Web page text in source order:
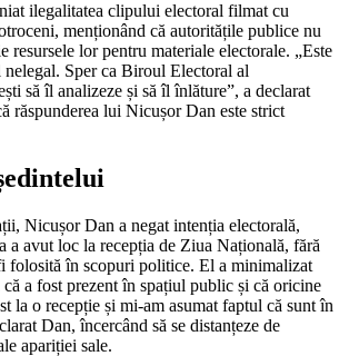
ilegalitatea clipului electoral filmat cu
menționând că autoritățile publice nu
resursele lor pentru materiale electorale. „Este
nelegal. Sper ca Biroul Electoral al
să îl analizeze și să îl înlăture”, a declarat
răspunderea lui Nicușor Dan este strict
Nicușor Dan a negat intenția electorală,
a avut loc la recepția de Ziua Națională, fără
folosită în scopuri politice. El a minimalizat
a fost prezent în spațiul public și că oricine
la o recepție și mi-am asumat faptul că sunt în
Dan, încercând să se distanțeze de
apariției sale.